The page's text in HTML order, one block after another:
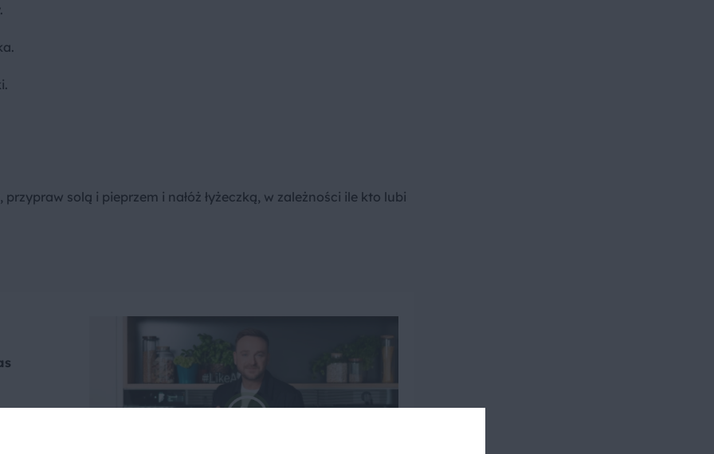
solą i pieprzem i nałóż łyżeczką, w zależności ile kto lubi